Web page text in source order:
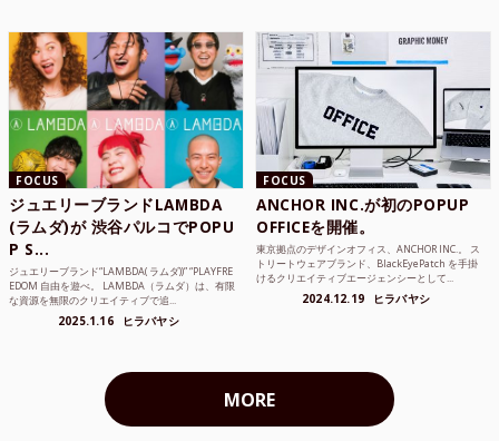
FOCUS
ジュエリーブランドLAMBDA
(ラムダ)が 渋谷パルコでPOPU
P S...
ジュエリーブランド“LAMBDA( ラムダ))” “PLAYFRE
EDOM 自由を遊べ。 LAMBDA（ラムダ）は、有限
な資源を無限のクリエイティブで追...
2025.1.16 ヒラバヤシ
FOCUS
ANCHOR INC.が初のPOPUP
OFFICEを開催。
東京拠点のデザインオフィス、ANCHOR INC.。 ス
トリートウェアブランド、BlackEyePatch を手掛
けるクリエイティブエージェンシーとして...
2024.12.19 ヒラバヤシ
MORE